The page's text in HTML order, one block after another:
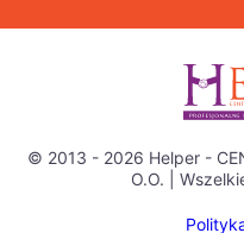
© 2013 - 2026 Helper -
O.O. |